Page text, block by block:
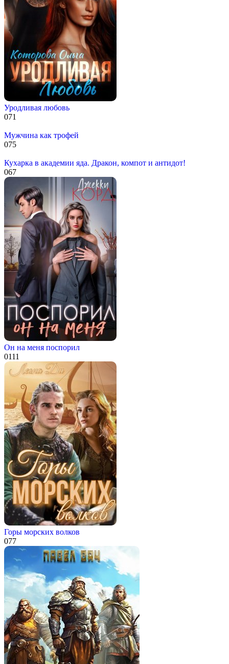
Уродливая любовь
071
Мужчина как трофей
075
Кухарка в академии яда. Дракон, компот и антидот!
067
Он на меня поспорил
0111
Горы морских волков
077